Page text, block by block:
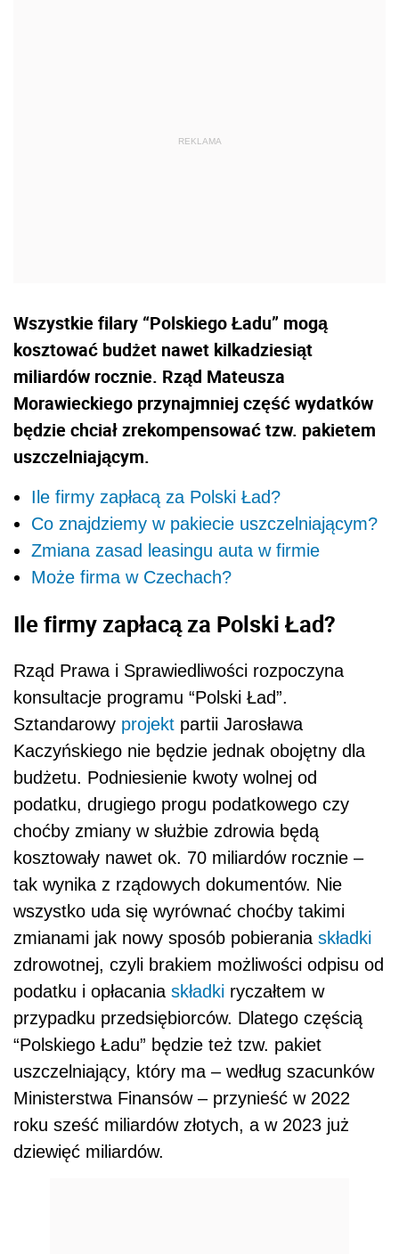
Wszystkie filary “Polskiego Ładu” mogą
kosztować budżet nawet kilkadziesiąt
miliardów rocznie. Rząd Mateusza
Morawieckiego przynajmniej część wydatków
będzie chciał zrekompensować tzw. pakietem
uszczelniającym.
Ile firmy zapłacą za Polski Ład?
Co znajdziemy w pakiecie uszczelniającym?
Zmiana zasad leasingu auta w firmie
Może firma w Czechach?
Ile firmy zapłacą za Polski Ład?
Rząd Prawa i Sprawiedliwości rozpoczyna
konsultacje programu “Polski Ład”.
Sztandarowy projekt partii Jarosława
Kaczyńskiego nie będzie jednak obojętny dla
budżetu. Podniesienie kwoty wolnej od
podatku, drugiego progu podatkowego czy
choćby zmiany w służbie zdrowia będą
kosztowały nawet ok. 70 miliardów rocznie –
tak wynika z rządowych dokumentów. Nie
wszystko uda się wyrównać choćby takimi
zmianami jak nowy sposób pobierania składki
zdrowotnej, czyli brakiem możliwości odpisu od
podatku i opłacania składki ryczałtem w
przypadku przedsiębiorców. Dlatego częścią
“Polskiego Ładu” będzie też tzw. pakiet
uszczelniający, który ma – według szacunków
Ministerstwa Finansów – przynieść w 2022
roku sześć miliardów złotych, a w 2023 już
dziewięć miliardów.